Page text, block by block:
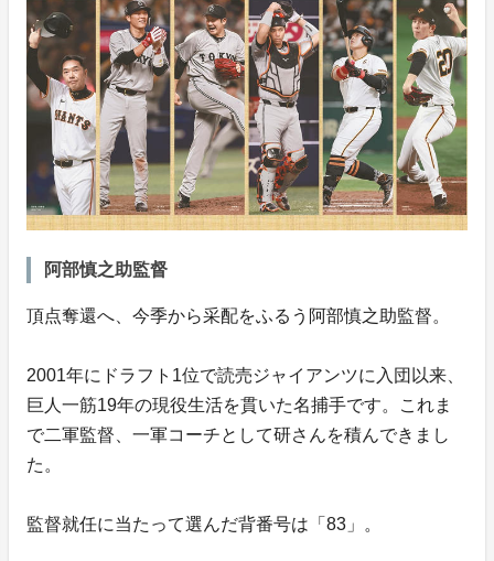
阿部慎之助監督
頂点奪還へ、今季から采配をふるう阿部慎之助監督。
2001年にドラフト1位で読売ジャイアンツに入団以来、
巨人一筋19年の現役生活を貫いた名捕手です。これま
で二軍監督、一軍コーチとして研さんを積んできまし
た。
監督就任に当たって選んだ背番号は「83」。